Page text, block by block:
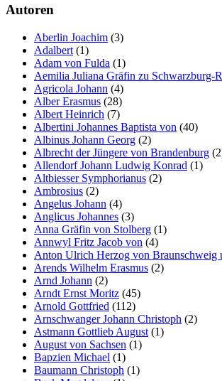
Autoren
Aberlin Joachim (3)
Adalbert (1)
Adam von Fulda (1)
Aemilia Juliana Gräfin zu Schwarzburg-
Agricola Johann (4)
Alber Erasmus (28)
Albert Heinrich (7)
Albertini Johannes Baptista von (40)
Albinus Johann Georg (2)
Albrecht der Jüngere von Brandenburg
Allendorf Johann Ludwig Konrad (1)
Altbiesser Symphorianus (2)
Ambrosius (2)
Angelus Johann (4)
Anglicus Johannes (3)
Anna Gräfin von Stolberg (1)
Annwyl Fritz Jacob von (4)
Anton Ulrich Herzog von Braunschweig
Arends Wilhelm Erasmus (2)
Arnd Johann (2)
Arndt Ernst Moritz (45)
Arnold Gottfried (112)
Arnschwanger Johann Christoph (2)
Astmann Gottlieb August (1)
August von Sachsen (1)
Bapzien Michael (1)
Baumann Christoph (1)